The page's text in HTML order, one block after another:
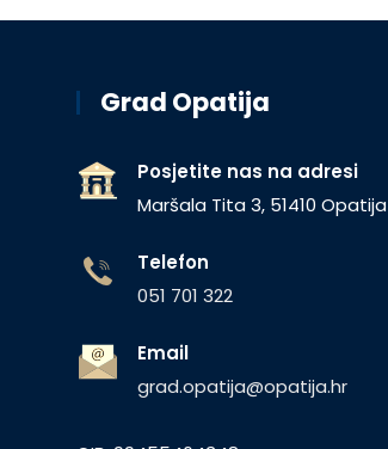
Grad Opatija
Posjetite nas na adresi
Maršala Tita 3, 51410 Opatija
Telefon
051 701 322
Email
grad.opatija@opatija.hr